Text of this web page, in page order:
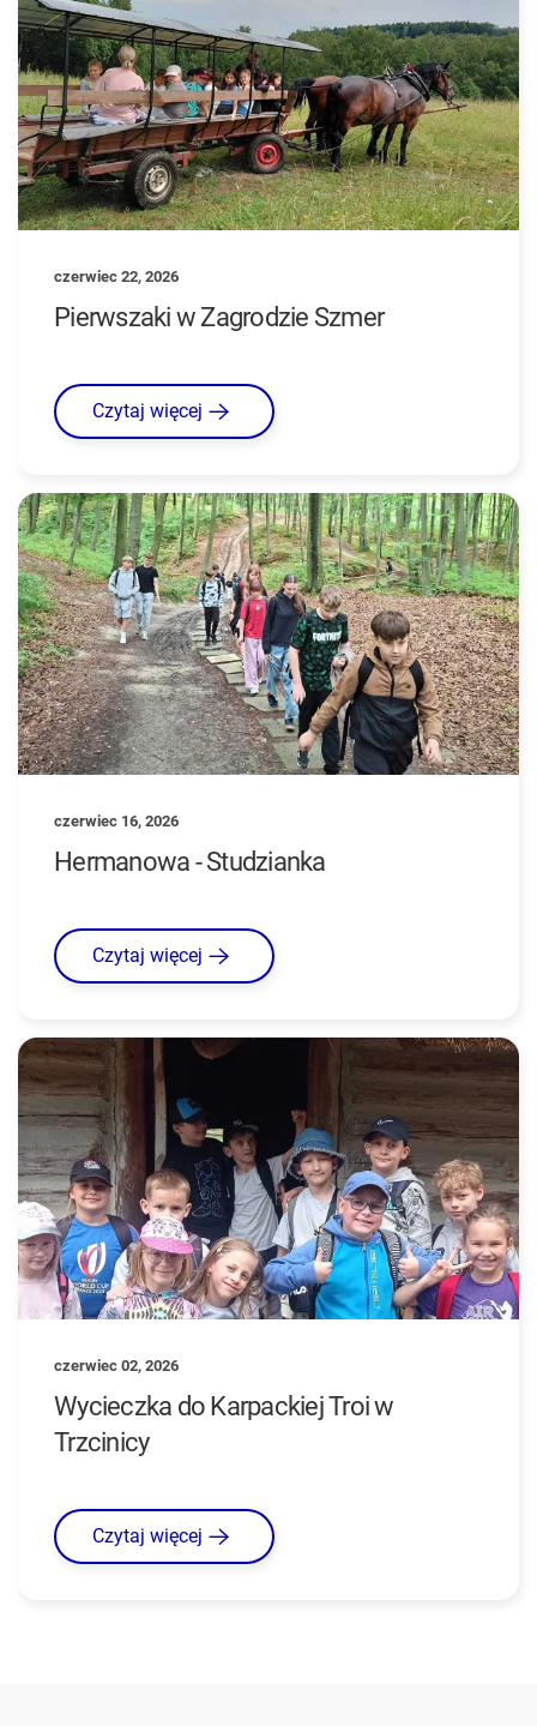
czerwiec 22, 2026
Pierwszaki w Zagrodzie Szmer
Czytaj więcej
czerwiec 16, 2026
Hermanowa - Studzianka
Czytaj więcej
czerwiec 02, 2026
Wycieczka do Karpackiej Troi w
Trzcinicy
Czytaj więcej